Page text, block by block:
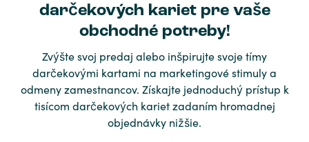
darčekových kariet pre vaše
obchodné potreby!
Zvýšte svoj predaj alebo inšpirujte svoje tímy
darčekovými kartami na marketingové stimuly a
odmeny zamestnancov. Získajte jednoduchý prístup k
tisícom darčekových kariet zadaním hromadnej
objednávky nižšie.